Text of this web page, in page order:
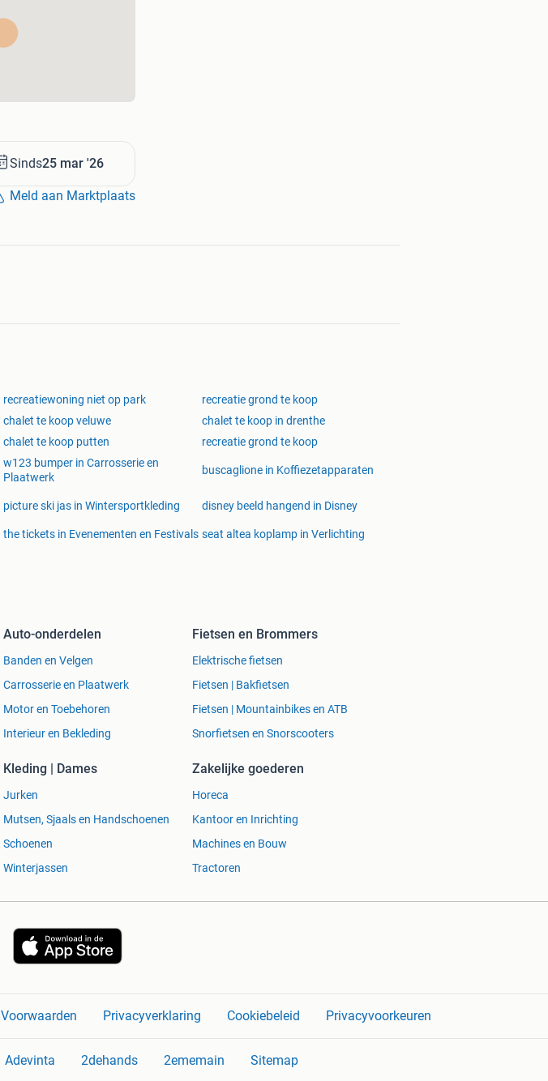
Sinds25 mar '26
Meld aan Marktplaats
recreatiewoning niet op park
recreatie grond te koop
chalet te koop veluwe
chalet te koop in drenthe
chalet te koop putten recreatie grond te koop
w123 bumper in Carrosserie en
Plaatwerk
buscaglione in Koffiezetapparaten
picture ski jas in Wintersportkleding disney beeld hangend in Disney
the tickets in Evenementen en Festivals seat altea koplamp in Verlichting
Auto-onderdelen
Banden en Velgen
Carrosserie en Plaatwerk
Motor en Toebehoren
Interieur en Bekleding
Fietsen en Brommers
Elektrische fietsen
Fietsen | Bakfietsen
Fietsen | Mountainbikes en ATB
Snorfietsen en Snorscooters
Kleding | Dames
Jurken
Mutsen, Sjaals en Handschoenen
Schoenen
Winterjassen
Zakelijke goederen
Horeca
Kantoor en Inrichting
Machines en Bouw
Tractoren
Voorwaarden Privacyverklaring Cookiebeleid Privacyvoorkeuren
Adevinta 2dehands 2ememain Sitemap